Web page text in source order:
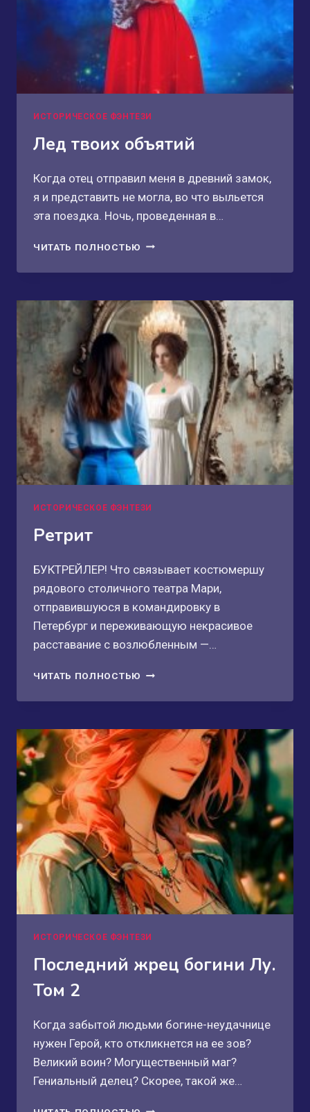
ИСТОРИЧЕСКОЕ ФЭНТЕЗИ
Лед твоих объятий
Когда отец отправил меня в древний замок,
я и представить не могла, во что выльется
эта поездка. Ночь, проведенная в…
ЧИТАТЬ ПОЛНОСТЬЮ ЛЕД
ОБЪЯТИЙ
ИСТОРИЧЕСКОЕ ФЭНТЕЗИ
Ретрит
БУКТРЕЙЛЕР! Что связывает костюмершу
рядового столичного театра Мари,
отправившуюся в командировку в
Петербург и переживающую некрасивое
расставание с возлюбленным —…
ЧИТАТЬ ПОЛНОСТЬЮ РЕТРИТ
ИСТОРИЧЕСКОЕ ФЭНТЕЗИ
Последний жрец богини Лу.
Том 2
Когда забытой людьми богине-неудачнице
нужен Герой, кто откликнется на ее зов?
Великий воин? Могущественный маг?
Гениальный делец? Скорее, такой же…
ПОСЛЕДНИЙ